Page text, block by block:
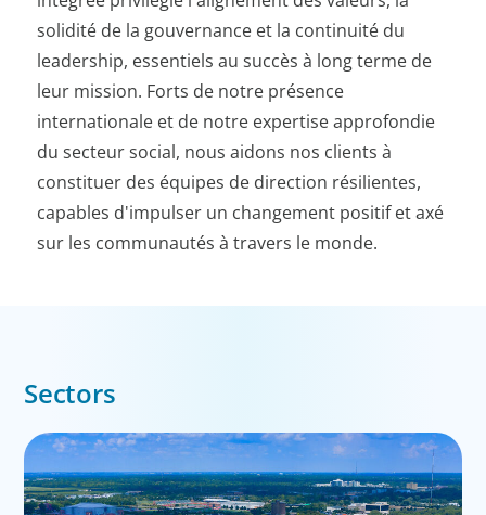
solidité de la gouvernance et la continuité du
leadership, essentiels au succès à long terme de
leur mission. Forts de notre présence
internationale et de notre expertise approfondie
du secteur social, nous aidons nos clients à
constituer des équipes de direction résilientes,
capables d'impulser un changement positif et axé
sur les communautés à travers le monde.
Sectors